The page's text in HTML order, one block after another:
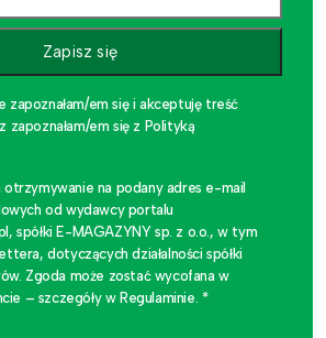
Zapisz się
zapoznałam/em się i akceptuję treść
zapoznałam/em się z Polityką
otrzymywanie na podany adres e-mail
od wydawcy portalu
spółki E-MAGAZYNY sp. z o.o., w tym
dotyczących działalności spółki
Zgoda może zostać wycofana w
– szczegóły w Regulaminie. *